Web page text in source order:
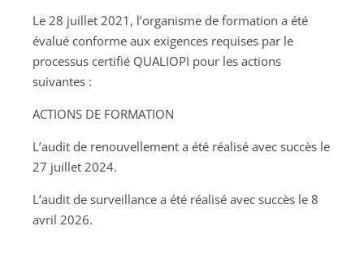
Le 28 juillet 2021, l’organisme de formation a été
évalué conforme aux exigences requises par le
processus certifié QUALIOPI pour les actions
suivantes :
ACTIONS DE FORMATION
L’audit de renouvellement a été réalisé avec succès le
27 juillet 2024.
L’audit de surveillance a été réalisé avec succès le 8
avril 2026.